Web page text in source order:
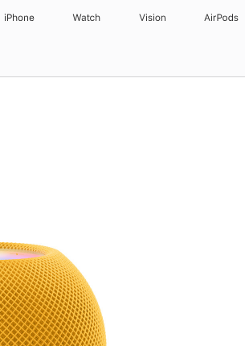
iPhone Watch Vision AirPods